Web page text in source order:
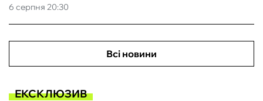
6 серпня 20:30
Всі новини
ЕКСКЛЮЗИВ